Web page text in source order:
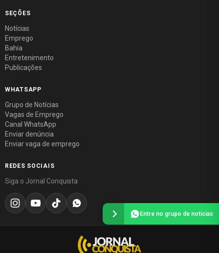
SEÇÕES
Notícias
Emprego
Bahia
Entretenimento
Publicações
WHATSAPP
Grupo de Notícias
Vagas de Emprego
Canal WhatsApp
Enviar denúncia
Enviar vaga de emprego
REDES SOCIAIS
Siga o Jornal Conquista
Entre no grupo de notícias